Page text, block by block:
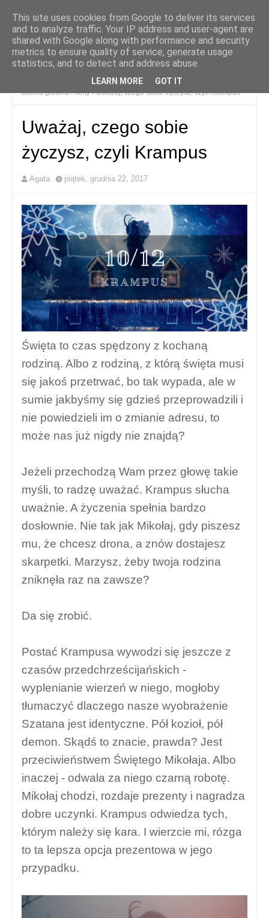
Strona główna filmy Uważaj, czego sobie życzysz, czyli Krampus
Uważaj, czego sobie
życzysz, czyli Krampus
Agata piątek, grudnia 22, 2017
Święta to czas spędzony z kochaną
rodziną. Albo z rodziną, z którą święta musi
się jakoś przetrwać, bo tak wypada, ale w
sumie jakbyśmy się gdzieś przeprowadzili i
nie powiedzieli im o zmianie adresu, to
może nas już nigdy nie znajdą?
Jeżeli przechodzą Wam przez głowę takie
myśli, to radzę uważać. Krampus słucha
uważnie. A życzenia spełnia bardzo
dosłownie. Nie tak jak Mikołaj, gdy piszesz
mu, że chcesz drona, a znów dostajesz
skarpetki. Marzysz, żeby twoja rodzina
zniknęła raz na zawsze?
Da się zrobić.
Postać Krampusa wywodzi się jeszcze z
czasów przedchrześcijańskich -
wyplenianie wierzeń w niego, mogłoby
tłumaczyć dlaczego nasze wyobrażenie
Szatana jest identyczne. Pół kozioł, pół
demon. Skądś to znacie, prawda? Jest
przeciwieństwem Świętego Mikołaja. Albo
inaczej - odwala za niego czarną robotę.
Mikołaj chodzi, rozdaje prezenty i nagradza
dobre uczynki. Krampus odwiedza tych,
którym należy się kara. I wierzcie mi, rózga
to ta lepsza opcja prezentowa w jego
przypadku.
This site uses cookies from Google to deliver its services
and to analyze traffic. Your IP address and user-agent are
shared with Google along with performance and security
metrics to ensure quality of service, generate usage
statistics, and to detect and address abuse.
LEARN MORE GOT IT